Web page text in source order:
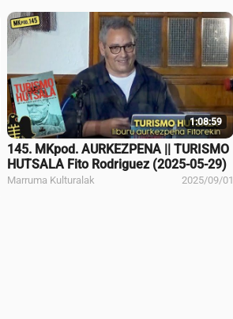
1:08:59
145. MKpod. AURKEZPENA || TURISMO
HUTSALA Fito Rodriguez (2025-05-29)
Marruma Kulturalak 2025/09/01